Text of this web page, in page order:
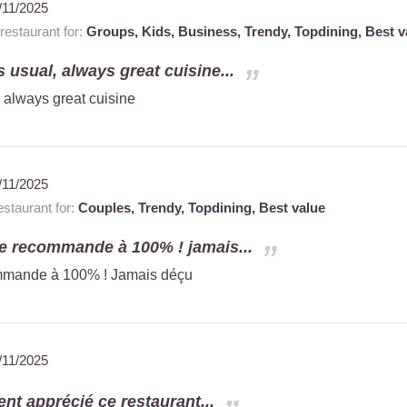
2025
for: Groups, Kids, Business, Trendy, Topdining, Best
usual, always great cuisine...
great cuisine
2025
for: Couples, Trendy, Topdining, Best value
recommande à 100% ! jamais...
à 100% ! Jamais déçu
2025
apprécié ce restaurant...